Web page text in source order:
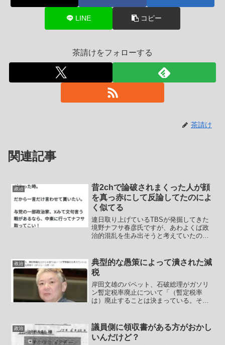
LINE コピー
茶請けをフォローする
茶請け
関連記事
政治
昔2chで論破されまくった人が顔
を真っ赤にして反論してたのによ
く似てる
連日取り上げているTBSが発掘してきた
境野ナフサ春彦氏ですが、あわよくば政
治的混乱を生み出そうと考えていたの
メッキが禿げるを繰り返しました。
ENEOSの総意とまで言った...
政治
典型的な愚策によって潰された減
税
岸田文雄のパペット、石破総理がガソリ
ン暫定税率廃止について「（暫定税率
は）廃止することは決まっている。それ
のかについて結論が出ないままに、いつ
廃止するということは私ども...
政治
議員側に領収書がある方がおかし
いんだけど？